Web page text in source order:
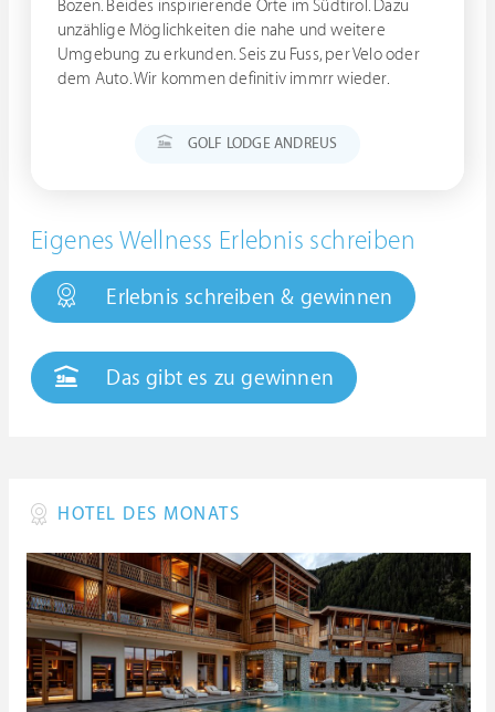
Bozen. Beides inspirierende Orte im Südtirol. Dazu
unzählige Möglichkeiten die nahe und weitere
Umgebung zu erkunden. Seis zu Fuss, per Velo oder
dem Auto. Wir kommen definitiv immrr wieder.
GOLF LODGE ANDREUS
Eigenes Wellness Erlebnis schreiben
Erlebnis schreiben & gewinnen
Das gibt es zu gewinnen
HOTEL DES MONATS